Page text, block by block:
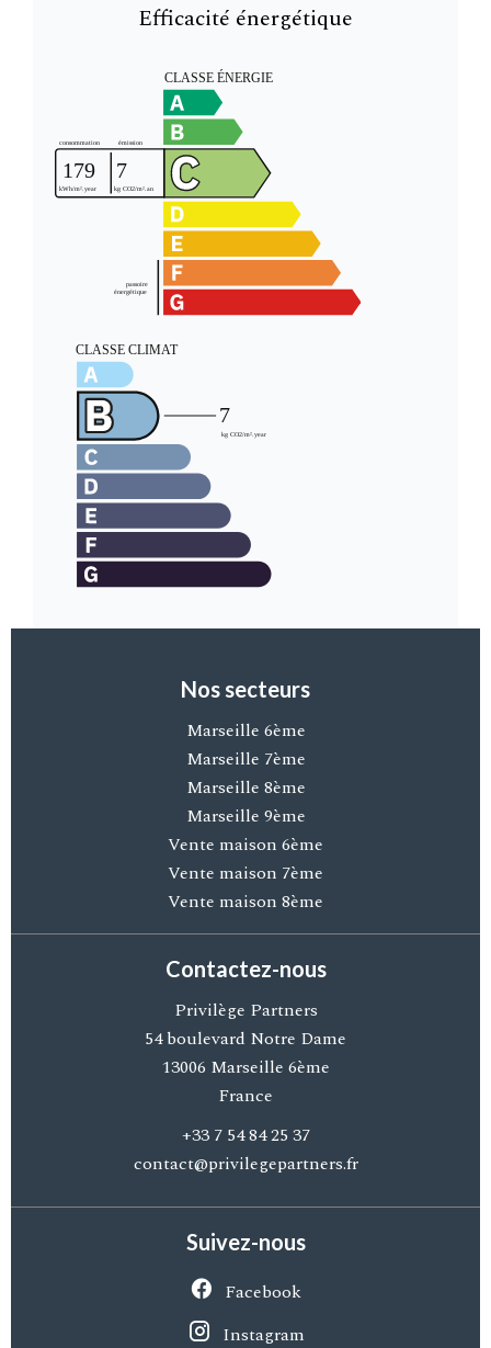
Efficacité énergétique
Nos secteurs
Marseille 6ème
Marseille 7ème
Marseille 8ème
Marseille 9ème
Vente maison 6ème
Vente maison 7ème
Vente maison 8ème
Contactez-nous
Privilège Partners
54 boulevard Notre Dame
13006 Marseille 6ème
France
+33 7 54 84 25 37
contact@privilegepartners.fr
Suivez-nous
Facebook
Instagram